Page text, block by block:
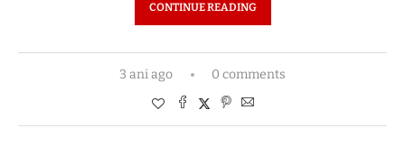
CONTINUE READING
3 ani ago 0 comments